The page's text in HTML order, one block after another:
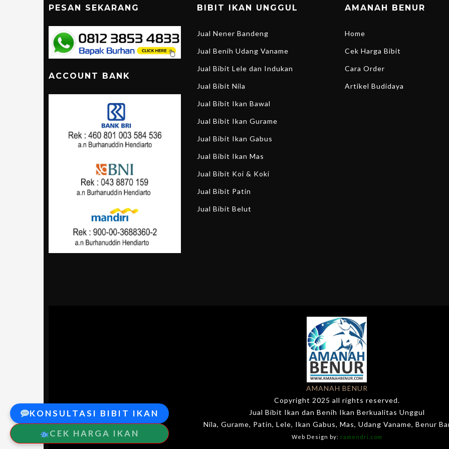
PESAN SEKARANG
ACCOUNT BANK
BIBIT IKAN UNGGUL
Jual Nener Bandeng
Jual Benih Udang Vaname
Jual Bibit Lele dan Indukan
Jual Bibit Nila
Jual Bibit Ikan Bawal
Jual Bibit Ikan Gurame
Jual Bibit Ikan Gabus
Jual Bibit Ikan Mas
Jual Bibit Koi & Koki
Jual Bibit Patin
Jual Bibit Belut
AMANAH BENUR
Home
Cek Harga Bibit
Cara Order
Artikel Budidaya
AMANAH BENUR
Copyright 2025 all rights reserved.
Jual Bibit Ikan dan Benih Ikan Berkualitas Unggul
Nila, Gurame, Patin, Lele, Ikan Gabus, Mas, Udang Vaname, Benur
Web Design by: ramendri.com
KONSULTASI BIBIT IKAN
CEK HARGA IKAN